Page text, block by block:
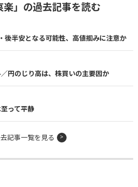
楽」の過去記事を読む
後半安となる可能性、高値掴みに注意か
／円のじり高は、株買いの主要因か
って平静
記事一覧を見る